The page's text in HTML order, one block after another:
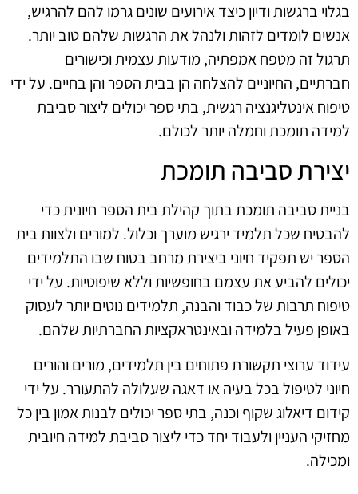
בגלוי ברגשות ודיון כיצד אירועים שונים גרמו להם להרגיש,
אנשים לומדים לזהות ולנהל את הרגשות שלהם טוב יותר.
תרגול זה מטפח אמפתיה, מודעות עצמית וכישורים
חברתיים, החיוניים להצלחה הן בבית הספר והן בחיים. על ידי
טיפוח אינטליגנציה רגשית, בתי ספר יכולים ליצור סביבת
למידה תומכת וחמלה יותר לכולם.
יצירת סביבה תומכת
בניית סביבה תומכת בתוך קהילת בית הספר חיונית כדי
להבטיח שכל תלמיד ירגיש מוערך וכלול. למורים ולצוות בית
הספר יש תפקיד חיוני ביצירת מרחב בטוח שבו התלמידים
יכולים להביע את עצמם בחופשיות וללא שיפוטיות. על ידי
טיפוח תרבות של כבוד והבנה, תלמידים נוטים יותר לעסוק
באופן פעיל בלמידה ובאינטראקציות החברתיות שלהם.
עידוד ערוצי תקשורת פתוחים בין תלמידים, מורים והורים
חיוני לטיפול בכל בעיה או דאגה שעלולה להתעורר. על ידי
קידום דיאלוג שקוף וכנה, בתי ספר יכולים לבנות אמון בין כל
מחזיקי העניין ולעבוד יחד כדי ליצור סביבת למידה חיובית
ומכילה.